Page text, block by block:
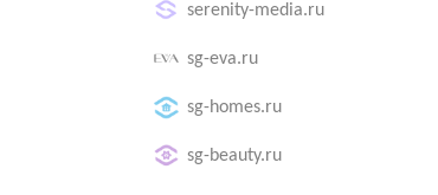
serenity-media.ru
sg-eva.ru
sg-homes.ru
sg-beauty.ru